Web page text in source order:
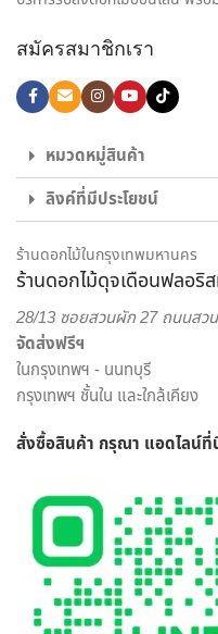
ช่อดอกไม้รับปริญญา ช่อดอก
แสดงความยินดี และดอกไม้
เลือก สั่งดอกไม้ออนไลน์ กับ
ไม่ใช่แค่เพียงความความพิ
งานออกมาสวยงามเท่านั้น แ
และส่งของขวัญอีกด้วย พนัก
เป็นผู้ที่มีความเชี่ยวชาญด้า
สินค้าให้ถึงมือผู้รับได้อย่างส
ออนไลน์ ที่เน้นให้บริการเพื่
สะดวกสบาย ครบครัน ครอ
เราพร้อมรังสรรค์สินค้าตาม
สามารถเลือกสั่งดอกไม้และ
ทีมงานจาก ร้านดอกไม้ออน
ปรึกษาแนะนำเรื่องการส่งข
ประทับใจให้กับผู้รับมากที่สุด
ประสบการณ์ ต้องเลือกสั่งด
ฟลอริสท์” เท่านั้น เราไม่ทำ
สมัครสมาชิกเรา
หมวดหมู่สินค้า
ลิงค์ที่มีประโยชน์
ร้านดอกไม้ในกรุงเทพมหานคร
ร้านดอกไม้ดุจเดือนฟลอริ
28/13 ซอยสวนผัก 27 ถนนสว
จัดส่งฟรีฯ
ในกรุงเทพฯ - นนทบุรี
กรุงเทพฯ ชั้นใน และใกล้เคียง
สั่งซื้อสินค้า กรุณา แอดไลน์ที่